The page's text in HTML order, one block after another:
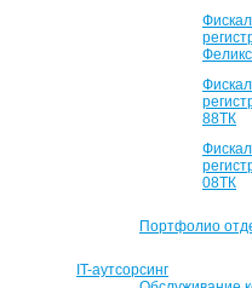
88ТК
08ТК
Портфолио
IT-аутсорсинг